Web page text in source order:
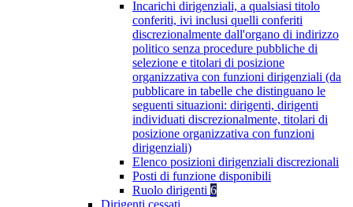
Incarichi dirigenziali, a qualsiasi titolo
conferiti, ivi inclusi quelli conferiti
discrezionalmente dall'organo di indirizzo
politico senza procedure pubbliche di
selezione e titolari di posizione
organizzativa con funzioni dirigenziali (da
pubblicare in tabelle che distinguano le
seguenti situazioni: dirigenti, dirigenti
individuati discrezionalmente, titolari di
posizione organizzativa con funzioni
dirigenziali)
Elenco posizioni dirigenziali discrezionali
Posti di funzione disponibili
Ruolo dirigenti 6